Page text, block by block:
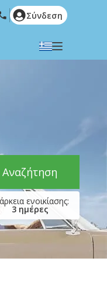
Σύνδεση
3 ημέρες
Αναζήτηση